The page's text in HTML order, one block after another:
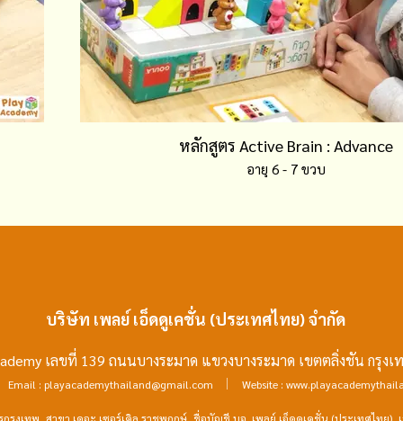
หลักสูตร Active Brain : Advance
อายุ 6 - 7 ขวบ
บริษัท เพลย์ เอ็ดดูเคชั่น (ประเทศไทย) จำกัด
เลขที่ 139 ถนนบางระมาด แขวงบางระมาด เขตตลิ่งชัน กรุง
Email : playacademythailand@gmail.com Website :